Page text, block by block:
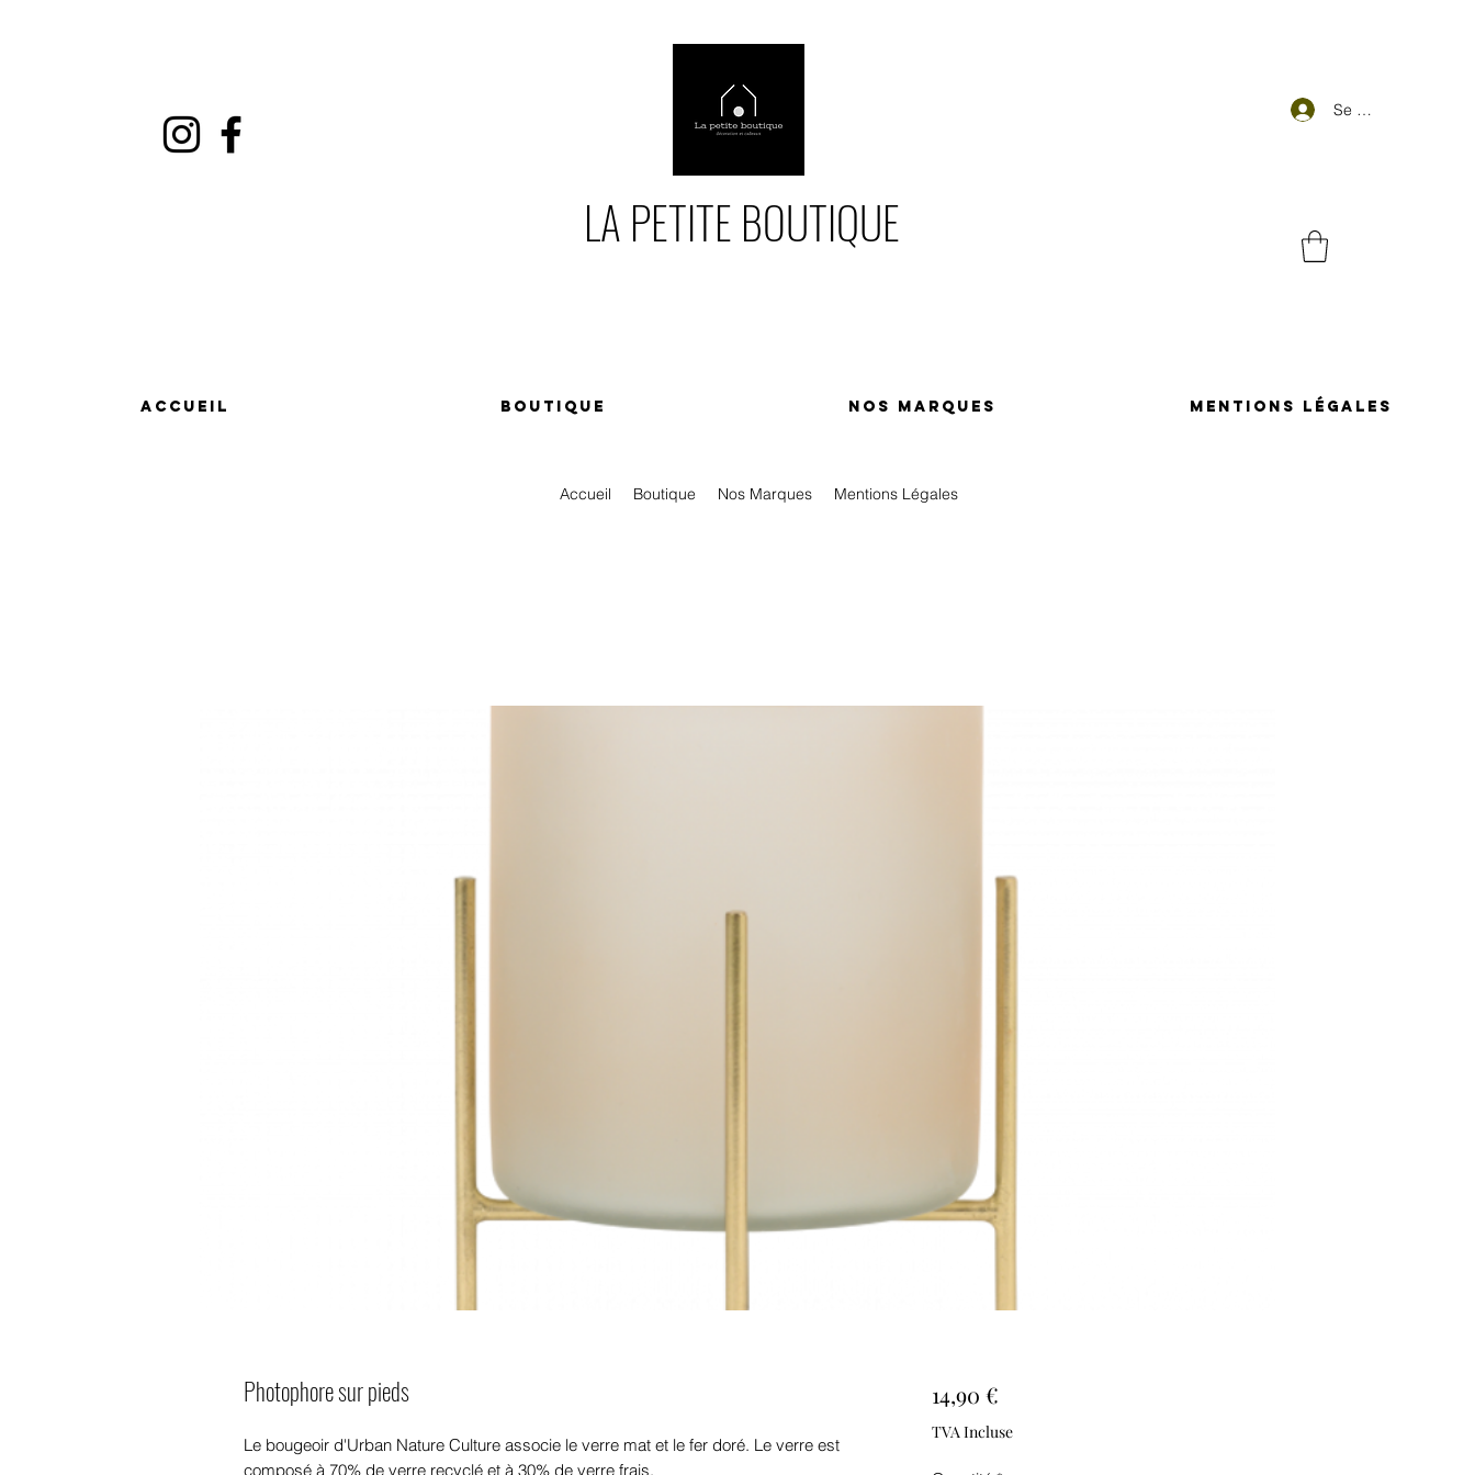
LA PETITE BOUTIQUE
Se connecter
Accueil Boutique Nos Marques Mentions Légales
Accueil Boutique Nos Marques Mentions Légales
Photophore sur pieds
Le bougeoir d'Urban Nature Culture associe le verre mat et le fer doré. Le verre est
composé à 70% de verre recyclé et à 30% de verre frais.
14,90 €Prix
TVA Incluse